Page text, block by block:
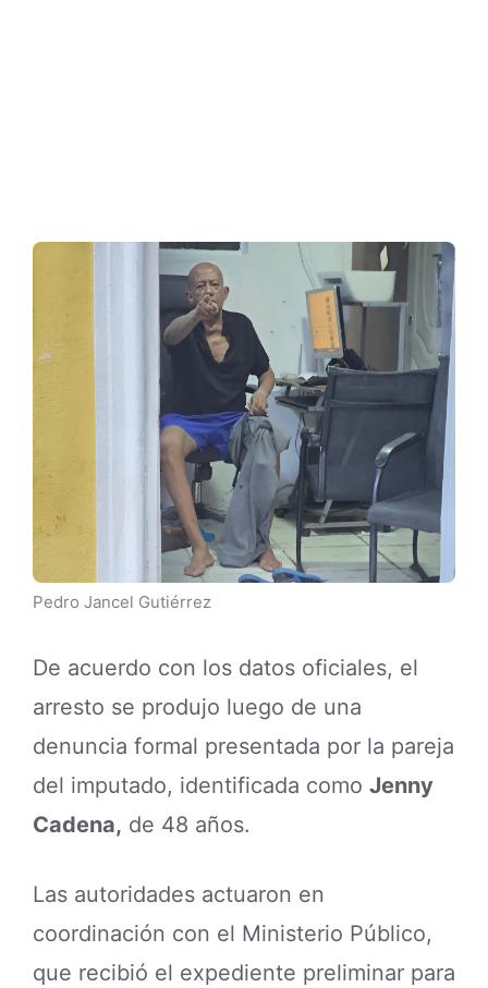
Pedro Jancel Gutiérrez
De acuerdo con los datos oficiales, el
arresto se produjo luego de una
denuncia formal presentada por la pareja
del imputado, identificada como Jenny
Cadena, de 48 años.
Las autoridades actuaron en
coordinación con el Ministerio Público,
que recibió el expediente preliminar para